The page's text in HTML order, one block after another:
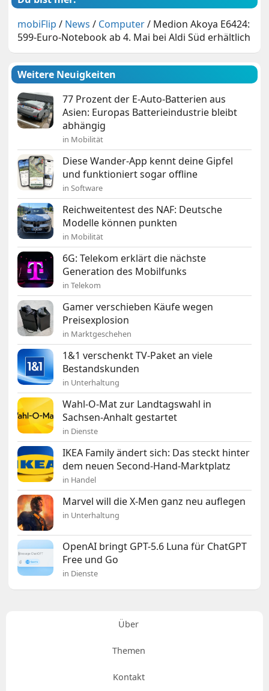
mobiFlip / News / Computer/ Medion Akoya E6424:
599-Euro-Notebook ab 4. Mai bei Aldi Süd erhältlich
Weitere Neuigkeiten
77 Prozent der E-Auto-Batterien aus
Asien: Europas Batterieindustrie bleibt
abhängig
in Mobilität
Diese Wander-App kennt deine Gipfel
und funktioniert sogar offline
in Software
Reichweitentest des NAF: Deutsche
Modelle können punkten
in Mobilität
6G: Telekom erklärt die nächste
Generation des Mobilfunks
in Telekom
Gamer verschieben Käufe wegen
Preisexplosion
in Marktgeschehen
1&1 verschenkt TV-Paket an viele
Bestandskunden
in Unterhaltung
Wahl-O-Mat zur Landtagswahl in
Sachsen-Anhalt gestartet
in Dienste
IKEA Family ändert sich: Das steckt hinter
dem neuen Second-Hand-Marktplatz
in Handel
Marvel will die X-Men ganz neu auflegen
in Unterhaltung
OpenAI bringt GPT-5.6 Luna für ChatGPT
Free und Go
in Dienste
Über
Themen
Kontakt